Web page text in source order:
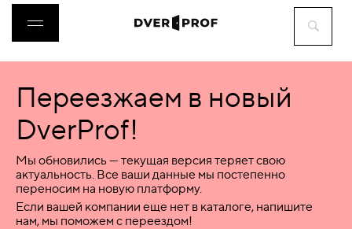
ДВЕРИ
ФУРНИТУРА
ВОРОТА
Переезжаем в новый
DverProf!
Мы обновились — текущая версия теряет свою
актуальность. Все ваши данные мы постепенно
переносим на новую платформу.
Если вашей компании еще нет в каталоге, напишите
нам, мы поможем с переездом!